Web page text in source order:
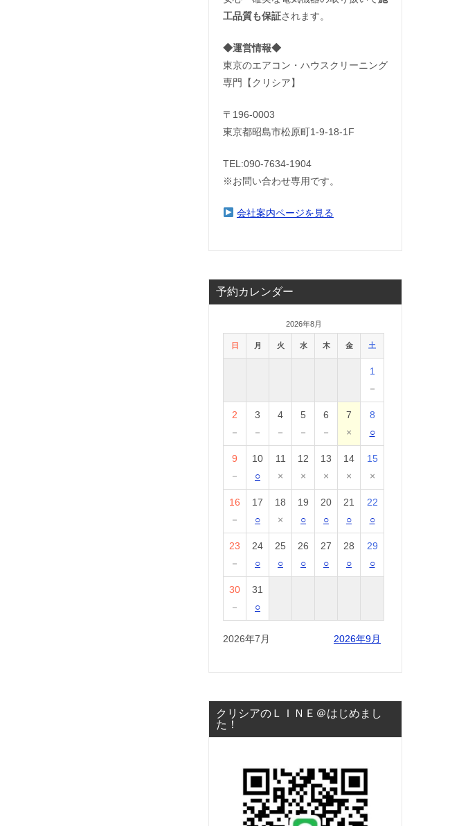
工品質も保証されます。
◆運営情報◆
東京のエアコン・ハウスクリーニング
専門【クリシア】
〒196-0003
東京都昭島市松原町1-9‐18‐1F
TEL:090-7634-1904
※お問い合わせ専用です。
会社案内ページを見る
予約カレンダー
2026年8月
日 月 火 水 木 金 土
1
－
2
－
3
－
4
－
5
－
6
－
7
×
8
○
9
－
10
○
11
×
12
×
13
×
14
×
15
×
16
－
17
○
18
×
19
○
20
○
21
○
22
○
23
－
24
○
25
○
26
○
27
○
28
○
29
○
30
－
31
○
2026年7月 2026年9月
クリシアのＬＩＮＥ＠はじめまし
た！